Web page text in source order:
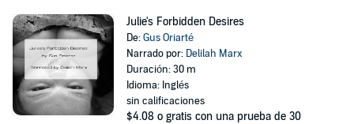
Julie's Forbidden Desires
De:Gus Oriarté
Narrado por: Delilah Marx
Duración: 30 m
Idioma: Inglés
sin calificaciones
$4.08 o gratis con una prueba de 30